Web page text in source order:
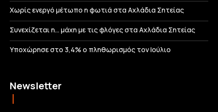
Χωρίς ενεργό μέτωπο η φωτιά στα Αχλάδια Σητείας
Συνεχίζεται η… μάχη με τις φλόγες στα Αχλάδια Σητείας
Υποχώρησε στο 3,4% ο πληθωρισμός τον Ιούλιο
Newsletter